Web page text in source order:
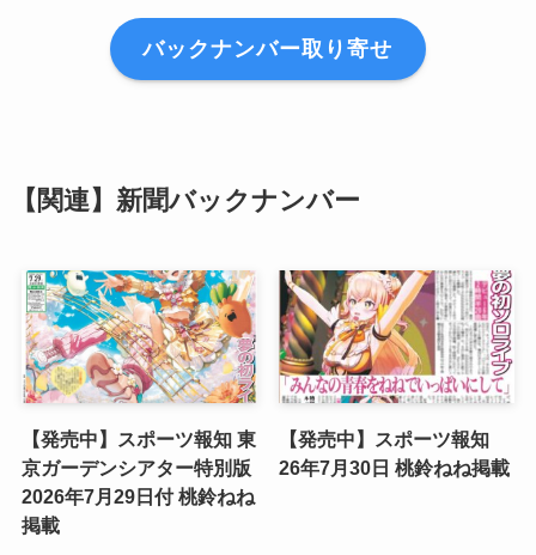
バックナンバー取り寄せ
【関連】新聞バックナンバー
【発売中】スポーツ報知 東
京ガーデンシアター特別版
2026年7月29日付 桃鈴ねね
掲載
【発売中】スポーツ報知
26年7月30日 桃鈴ねね掲載